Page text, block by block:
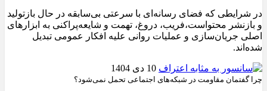
در شرایطی که فضای رسانه‌ای با سرعتی بی‌سابقه در حال بازتولید
و بازنشر محتواست،فریب، دروغ، تهمت و شایعه‌پراکنی به ابزارهای
اصلی جریان‌سازی و عملیات روانی علیه افکار عمومی تبدیل
شده‌اند.
10 دی 1404
چرا گفتمان مقاومت در شبکه‌های اجتماعی تحمل نمی‌شود؟